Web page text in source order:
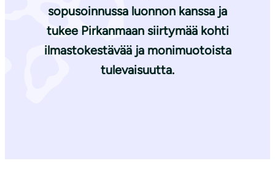
sopusoinnussa luonnon kanssa ja
tukee Pirkanmaan siirtymää kohti
ilmastokestävää ja monimuotoista
tulevaisuutta.